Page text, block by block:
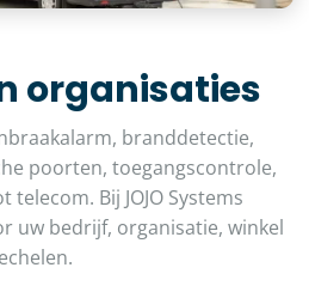
organisaties
branddetectie,
poorten, toegangscontrole,
Bij JOJO Systems
uw bedrijf, organisatie, winkel